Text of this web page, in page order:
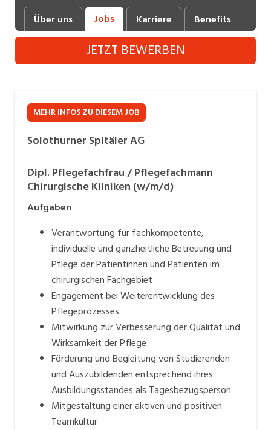
Industrie, Maschinenbau, Anlagenbau,
Produktion
Informatik, Telekommunikation
Körperpflege, Wellness
Marketing, Kommunikation, Medien, Druck
Mechanik, Elektronik, Optik (Fertigung)
Medizin, Gesundheitswesen, Pflege
Sicherheit, Rettung, Polizei, Zoll
Aussendienst
Über uns Jobs Karriere Benefits
JETZT BEWERBEN
MEHR INFOS ZU DIESEM JOB
Solothurner Spitäler AG
Dipl. Pflegefachfrau / Pflegefachmann
Chirurgische Kliniken (w/m/d)
Aufgaben
Verantwortung für fachkompetente,
individuelle und ganzheitliche Betreuung und
Pflege der Patientinnen und Patienten im
chirurgischen Fachgebiet
Engagement bei Weiterentwicklung des
Pflegeprozesses
Mitwirkung zur Verbesserung der Qualität und
Wirksamkeit der Pflege
Förderung und Begleitung von Studierenden
und Auszubildenden entsprechend ihres
Ausbildungsstandes als Tagesbezugsperson
Mitgestaltung einer aktiven und positiven
Teamkultur